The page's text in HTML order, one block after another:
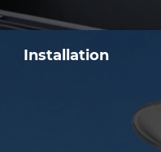
Installation